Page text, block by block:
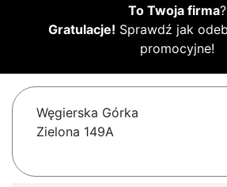
To Twoja firma?
Gratulacje! Sprawdź jak
promocyjne!
Węgierska Górka
Zielona 149A